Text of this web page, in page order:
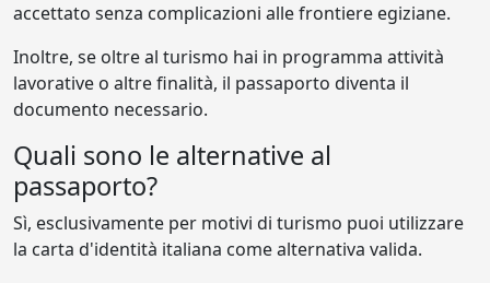
accettato senza complicazioni alle frontiere egiziane.
Inoltre, se oltre al turismo hai in programma attività
lavorative o altre finalità, il passaporto diventa il
documento necessario.
Quali sono le alternative al
passaporto?
Sì, esclusivamente per motivi di turismo puoi utilizzare
la carta d'identità italiana come alternativa valida.